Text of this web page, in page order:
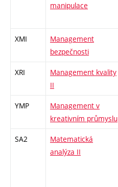
manipulace
XMI
Management
bezpečnosti
XRI
Management kvality
II
YMP
Management v
kreativním průmyslu
SA2
Matematická
analýza II